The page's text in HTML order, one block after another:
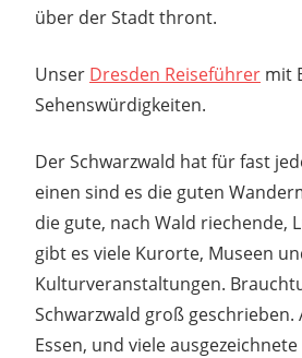
über der Stadt thront.
Unser Dresden Reiseführer mit
Sehenswürdigkeiten.
Der Schwarzwald hat für fast
einen sind es die guten
die gute, nach Wald riechende,
gibt es viele Kurorte, Museen
Kulturveranstaltungen.
Schwarzwald groß geschrieben.
Essen, und viele